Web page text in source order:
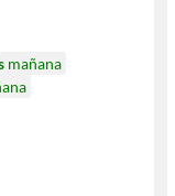
mañana